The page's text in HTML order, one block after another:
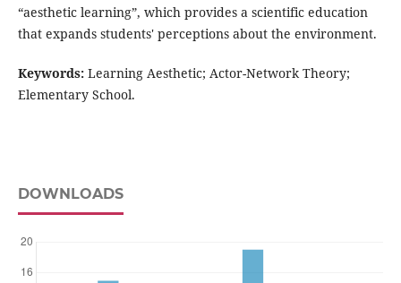
“aesthetic learning”, which provides a scientific education
that expands students' perceptions about the environment.
Keywords: Learning Aesthetic; Actor-Network Theory;
Elementary School.
DOWNLOADS